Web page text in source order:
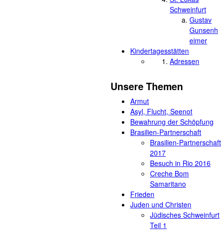
Schweinfurt
Gustav
Gunsenh
eimer
Kindertagesstätten
Adressen
Unsere Themen
Armut
Asyl, Flucht, Seenot
Bewahrung der Schöpfung
Brasilien-Partnerschaft
Brasilien-Partnerschaft
2017
Besuch in Rio 2016
Creche Bom
Samaritano
Frieden
Juden und Christen
Jüdisches Schweinfurt
Teil 1